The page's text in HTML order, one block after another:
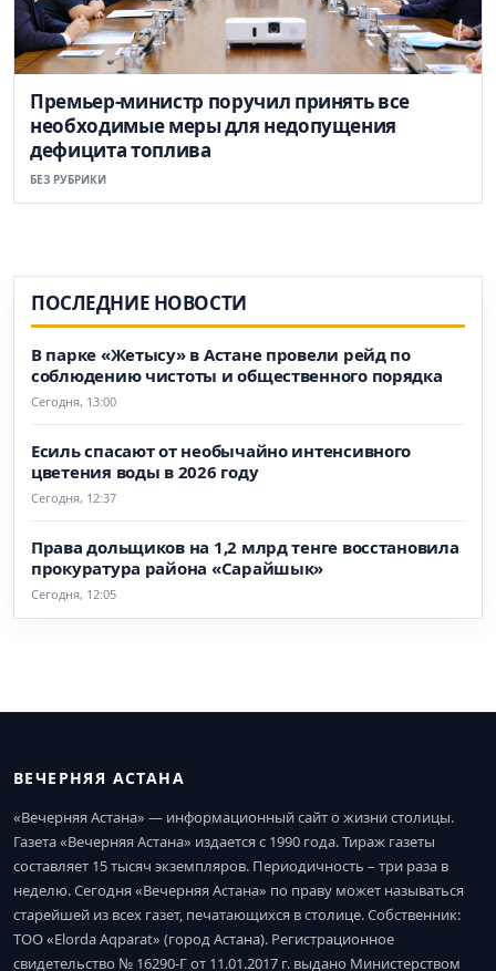
Премьер-министр поручил принять все
необходимые меры для недопущения
дефицита топлива
БЕЗ РУБРИКИ
ПОСЛЕДНИЕ НОВОСТИ
В парке «Жетысу» в Астане провели рейд по
соблюдению чистоты и общественного порядка
Сегодня, 13:00
Есиль спасают от необычайно интенсивного
цветения воды в 2026 году
Сегодня, 12:37
Права дольщиков на 1,2 млрд тенге восстановила
прокуратура района «Сарайшык»
Сегодня, 12:05
ВЕЧЕРНЯЯ АСТАНА
«Вечерняя Астана» — информационный сайт о жизни столицы.
Газета «Вечерняя Астана» издается с 1990 года. Тираж газеты
составляет 15 тысяч экземпляров. Периодичность – три раза в
неделю. Сегодня «Вечерняя Астана» по праву может называться
старейшей из всех газет, печатающихся в столице. Собственник:
ТОО «Elorda Aqparat» (город Астана). Регистрационное
свидетельство № 16290-Г от 11.01.2017 г. выдано Министерством